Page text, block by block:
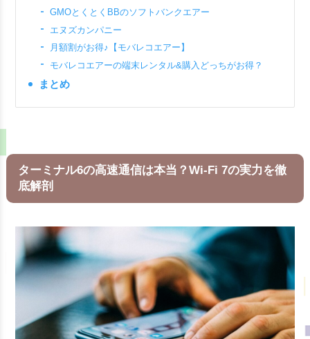
GMOとくとくBBのソフトバンクエアー
エヌズカンパニー
月額割がお得♪【モバレコエアー】
モバレコエアーの端末レンタル&購入どっちがお得？
まとめ
ターミナル6の高速通信は本当？Wi-Fi 7の実力を徹
底解剖